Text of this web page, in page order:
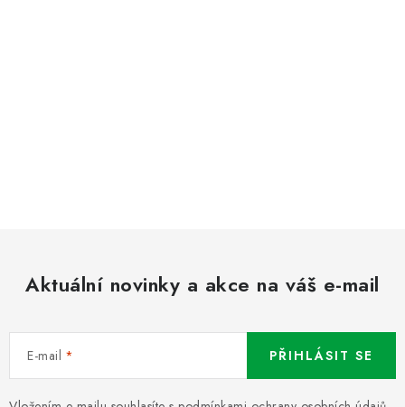
Aktuální novinky a akce na váš e-mail
E-mail PŘIHLÁSIT SE